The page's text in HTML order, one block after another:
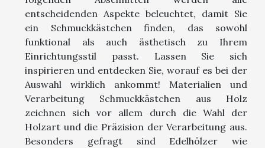
entscheidenden Aspekte beleuchtet, damit Sie
ein Schmuckkästchen finden, das sowohl
funktional als auch ästhetisch zu Ihrem
Einrichtungsstil passt. Lassen Sie sich
inspirieren und entdecken Sie, worauf es bei der
Auswahl wirklich ankommt! Materialien und
Verarbeitung Schmuckkästchen aus Holz
zeichnen sich vor allem durch die Wahl der
Holzart und die Präzision der Verarbeitung aus.
Besonders gefragt sind Edelhölzer wie